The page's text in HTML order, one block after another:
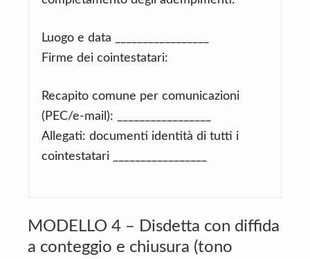
Luogo e data _________________
Firme dei cointestatari:
Recapito comune per comunicazioni
(PEC/e-mail): _________________
Allegati: documenti identità di tutti i
cointestatari _________________
MODELLO 4 – Disdetta con diffida
a conteggio e chiusura (tono